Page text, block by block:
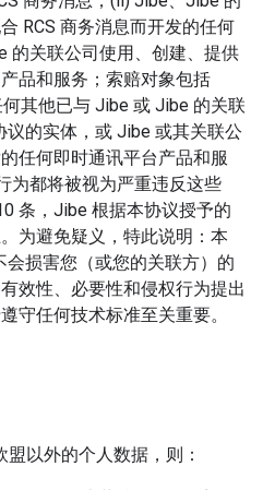
RCS 商务消息而开发的任何
的关联公司使用、创建、提供
品和服务；索赔对象包括
其他已与 Jibe 或 Jibe 的关联
议的实体，或 Jibe 或其关联公
任何即时通讯平台产品和服
为都将被视为严重违反这些
条，Jibe 根据本协议授予的
为避免疑义，特此说明：本
会损害您（或您的关联方）的
效性、必要性和侵权行为提出
守任何技术标准至关重要。
以外的个人数据，则：